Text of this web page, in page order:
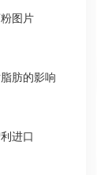
图片
肪的影响
进口